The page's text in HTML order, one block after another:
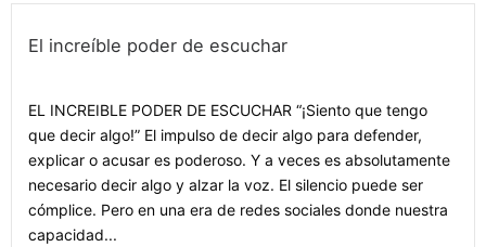
El increíble poder de escuchar
EL INCREIBLE PODER DE ESCUCHAR “¡Siento que tengo
que decir algo!” El impulso de decir algo para defender,
explicar o acusar es poderoso. Y a veces es absolutamente
necesario decir algo y alzar la voz. El silencio puede ser
cómplice. Pero en una era de redes sociales donde nuestra
capacidad...